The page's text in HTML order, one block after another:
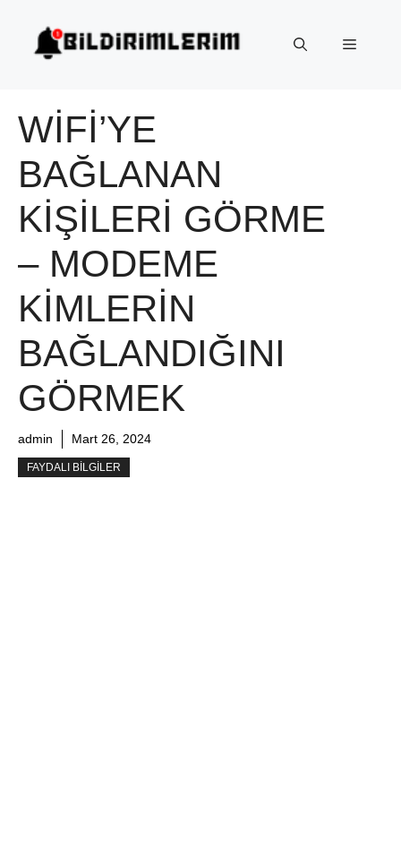
Menü
WIFI’YE
BAĞLANAN
KIŞILERI GÖRME
– MODEME
KIMLERIN
BAĞLANDIĞINI
GÖRMEK
admin Mart 26, 2024
FAYDALI BILGILER